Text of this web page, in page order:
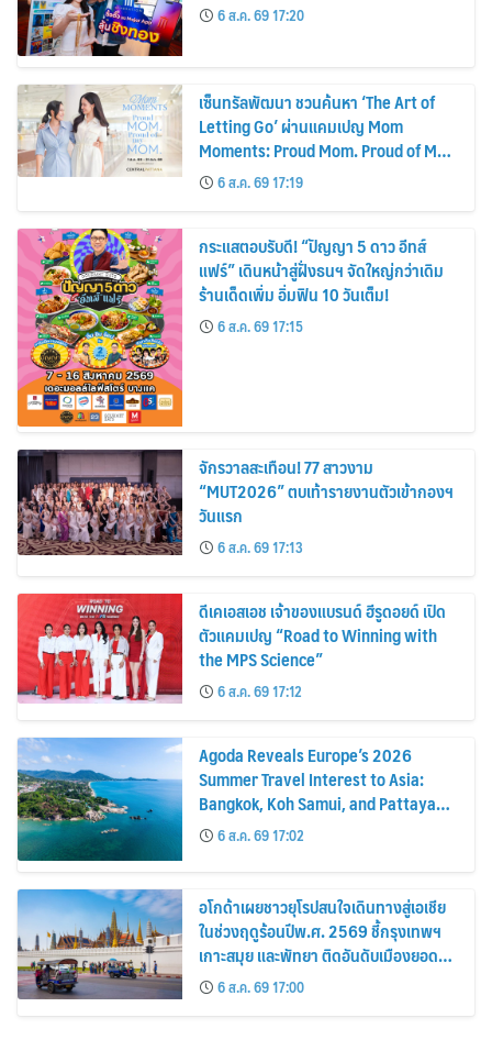
6 ส.ค. 69 17:20
เซ็นทรัลพัฒนา ชวนค้นหา ‘The Art of
Letting Go’ ผ่านแคมเปญ Mom
Moments: Proud Mom. Proud of My
Mom.6 ส.ค. 69 17:19
กระแสตอบรับดี! “ปัญญา 5 ดาว อีทส์
แฟร์” เดินหน้าสู่ฝั่งธนฯ จัดใหญ่กว่าเดิม
ร้านเด็ดเพิ่ม อิ่มฟิน 10 วันเต็ม!
6 ส.ค. 69 17:15
จักรวาลสะเทือน! 77 สาวงาม
“MUT2026” ตบเท้ารายงานตัวเข้ากองฯ
วันแรก
6 ส.ค. 69 17:13
ดีเคเอสเอช เจ้าของแบรนด์ ฮีรูดอยด์ เปิด
ตัวแคมเปญ “Road to Winning with
the MPS Science”
6 ส.ค. 69 17:12
Agoda Reveals Europe’s 2026
Summer Travel Interest to Asia:
Bangkok, Koh Samui, and Pattaya
Among the Top Cities
6 ส.ค. 69 17:02
อโกด้าเผยชาวยุโรปสนใจเดินทางสู่เอเชีย
ในช่วงฤดูร้อนปีพ.ศ. 2569 ชี้กรุงเทพฯ
เกาะสมุย และพัทยา ติดอันดับเมืองยอด
นิยม6 ส.ค. 69 17:00